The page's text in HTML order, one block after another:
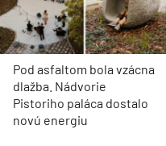
Pod asfaltom bola vzácna
dlažba. Nádvorie
Pistoriho paláca dostalo
novú energiu